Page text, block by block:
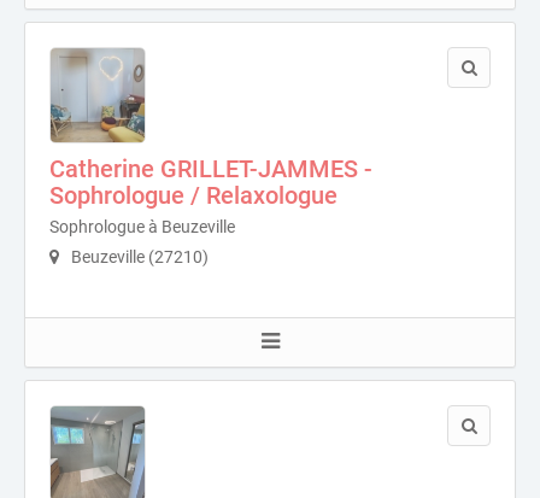
Catherine GRILLET-JAMMES -
Sophrologue / Relaxologue
Sophrologue à Beuzeville
Beuzeville (27210)